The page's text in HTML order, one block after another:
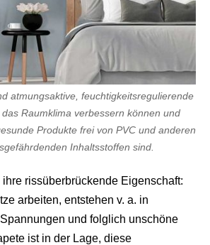
atmungsaktive, feuchtigkeitsregulierende
Raumklima verbessern können und
Produkte frei von PVC und anderen
Inhaltsstoffen sind.
ihre rissüberbrückende Eigenschaft:
arbeiten, entstehen v. a. in
und folglich unschöne
ist in der Lage, diese